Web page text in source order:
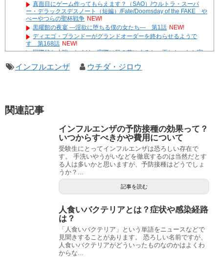
真面目にゲーム作ってもらえます？（SAO）/ウルトラ・スーパ
ー・デラックスデスノート（短編）/Fate/Doomsday of the FAKE や
べーやつらの聖杯戦争 NEW!
黒曜館の夜宴 ―淫欲に堕ちる僕の女たち― 第1話 NEW!
ディエゴ・ブランドーがグランドオーダーを終わらせるようで
す 第168話 NEW!
国際的な小咄 おまけ 実際に目の前にすると、正しかったと実
やる夫達は安価で作られた世界で生きているようです ２９６
インフルエンザ ウチダ・ジロウ
関連記事
インフルエンザの予防接種の効果って？
いつからすべきかや費用について
受験生にとってインフルエンザは恐ろしい存在で
す。 手洗いやうがいなどを徹底するのは当然だとす
る人は多いかと思いますが、予防接種はどうでしょ
うか？...
記事を読む
人食いバクテリアとは？症状や感染経路
は？
「人食いバクテリア」という単語をニュースなどで
見聞きすることがあります。 恐ろしい名前ですが、
人食いバクテリアがどういったものなのかはよくわ
からな...